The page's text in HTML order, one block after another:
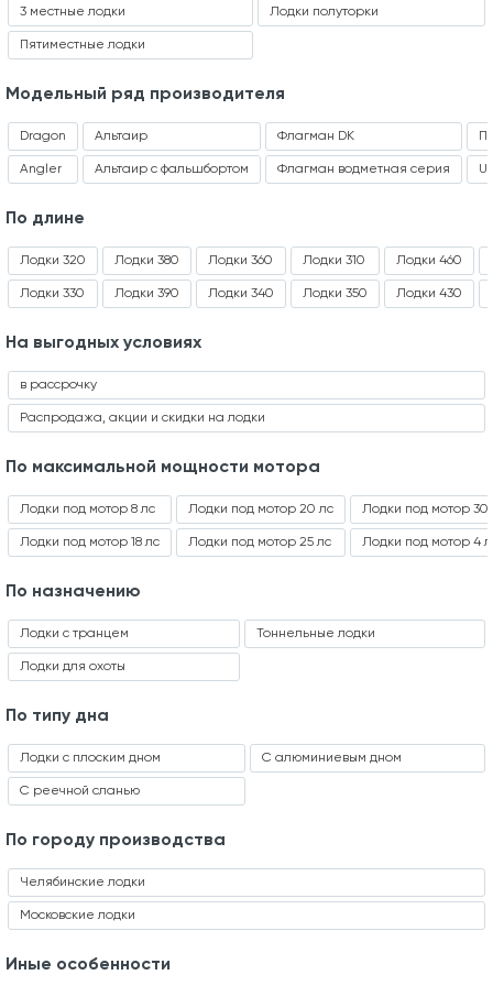
3 местные лодки
Пятиместные лодки
Лодки полуторки
Модельный ряд производителя
Dragon
Angler
Альтаир
Альтаир с фальшбортом
Флагман DK
Флагман водметная серия
По длине
Лодки 320
Лодки 330
Лодки 380
Лодки 390
Лодки 360
Лодки 340
Лодки 310
Лодки 350
Лодки 460
Лодки 430
На выгодных условиях
в рассрочку
Распродажа, акции и скидки на лодки
По максимальной мощности мотора
Лодки под мотор 8 лс
Лодки под мотор 18 лс
Лодки под мотор 20 лс
Лодки под мотор 25 лс
Лодки под мотор 30
Лодки под мотор 4
По назначению
Лодки с транцем
Лодки для охоты
Тоннельные лодки
По типу дна
Лодки с плоским дном
С реечной сланью
С алюминиевым дном
По городу производства
Челябинские лодки
Московские лодки
Иные особенности